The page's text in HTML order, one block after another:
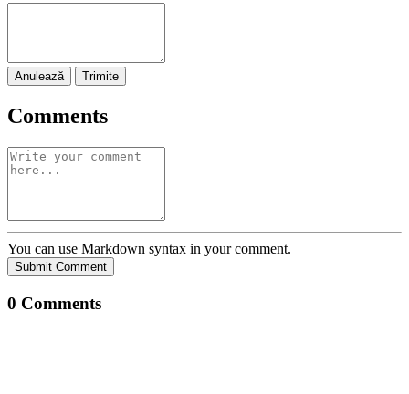
Anulează Trimite
Comments
You can use Markdown syntax in your comment.
Submit Comment
0 Comments